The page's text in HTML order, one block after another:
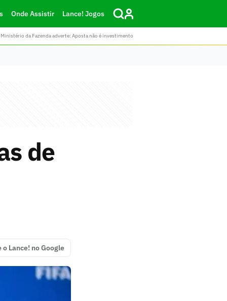
Onde Assistir Lance! Jogos
da Fazenda adverte: Aposta não é investimento
de
o Lance! no Google